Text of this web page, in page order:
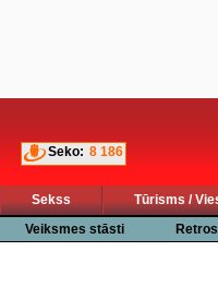
Seko: 8 186
Sekss Tūrisms /
Veiksmes stāsti